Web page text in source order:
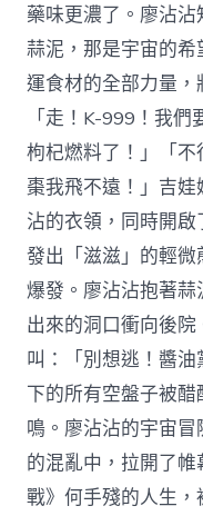
藥味更濃了。廖沾
蒜泥，那是宇宙的
運食材的全部力量，
「走！K-999！我
枸杞燃料了！」「
棗我飛不遠！」吉
沾的衣領，同時開
發出「滋滋」的輕
爆發。廖沾沾抱著
出來的洞口衝向後
叫：「別想逃！醬
下的所有空盤子被
鳴。廖沾沾的宇宙
的混亂中，拉開了
戰》何手殘的人生